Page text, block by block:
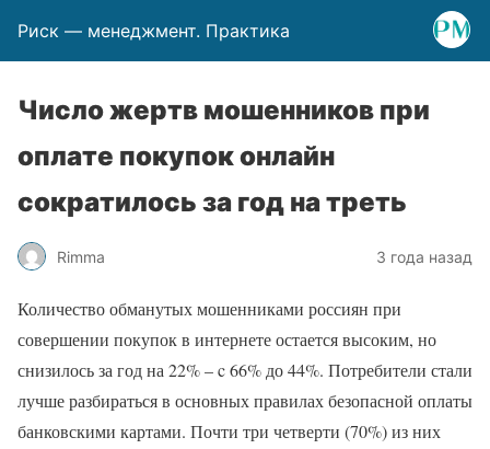
Риск — менеджмент. Практика
Число жертв мошенников при
оплате покупок онлайн
сократилось за год на треть
Rimma 3 года назад
Количество обманутых мошенниками россиян при
совершении покупок в интернете остается высоким, но
снизилось за год на 22% – c 66% до 44%. Потребители стали
лучше разбираться в основных правилах безопасной оплаты
банковскими картами. Почти три четверти (70%) из них